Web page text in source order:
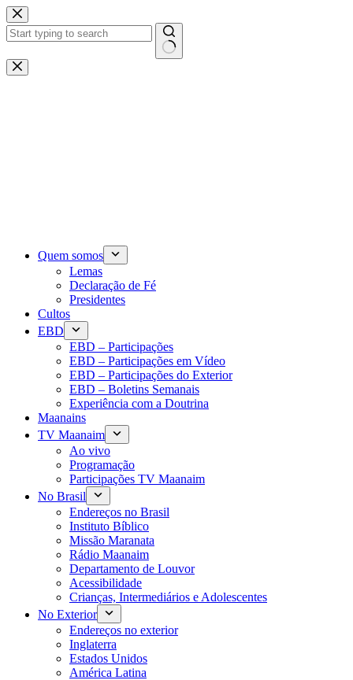
Pular
para
o
Sem
resultados
Quem somos
Lemas
Declaração de Fé
Presidentes
Cultos
EBD
EBD – Participações
EBD – Participações em Vídeo
EBD – Participações do Exterior
EBD – Boletins Semanais
Experiência com a Doutrina
Maanains
TV Maanaim
Ao vivo
Programação
Participações TV Maanaim
No Brasil
Endereços no Brasil
Instituto Bíblico
Missão Maranata
Rádio Maanaim
Departamento de Louvor
Acessibilidade
Crianças, Intermediários e Adolescentes
No Exterior
Endereços no exterior
Inglaterra
Estados Unidos
América Latina